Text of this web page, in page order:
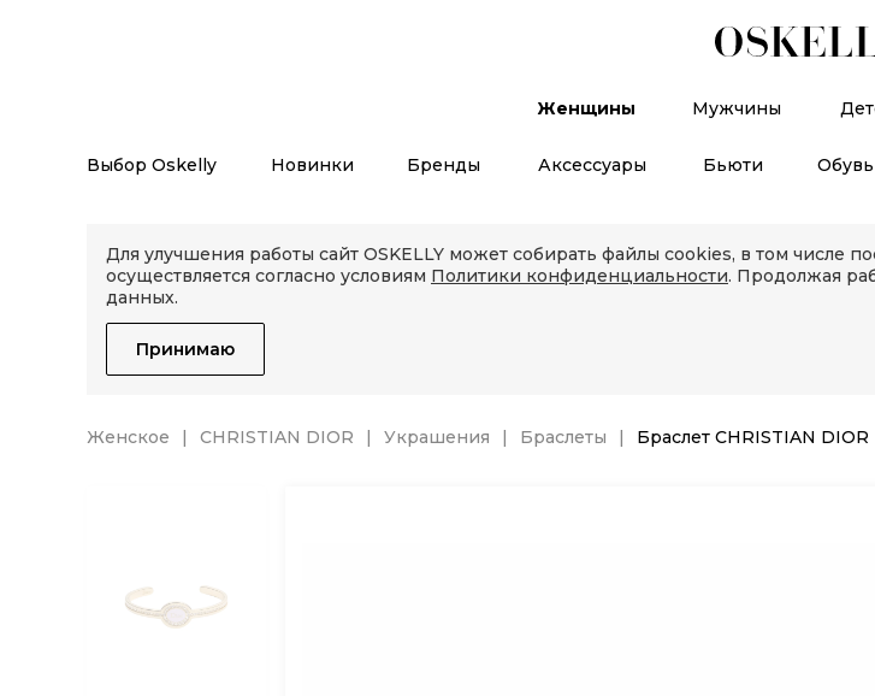
Женщины Мужчины
Выбор Oskelly Новинки Бренды Аксессуары Бьюти Обувь
Для улучшения работы сайт OSKELLY может собирать файлы cookies, в том числе
осуществляется согласно условиям Политики конфиденциальности. Продолжая
данных.
Принимаю
Женское CHRISTIAN DIOR Украшения Браслеты Браслет CHRISTIAN DIOR